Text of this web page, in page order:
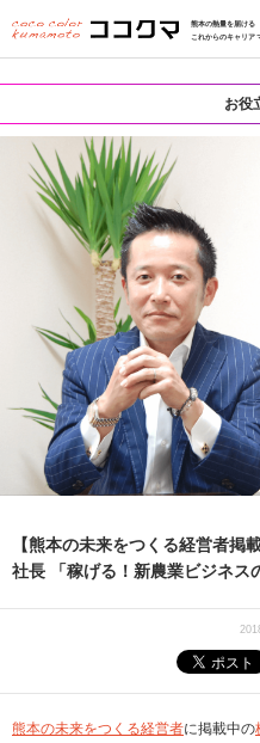
熊本の熱量を届ける
これからのキャリア
お役
【熊本の未来をつくる経営者掲
社長 「稼げる！新農業ビジネス
熊本の未来をつくる経営者に掲載中の